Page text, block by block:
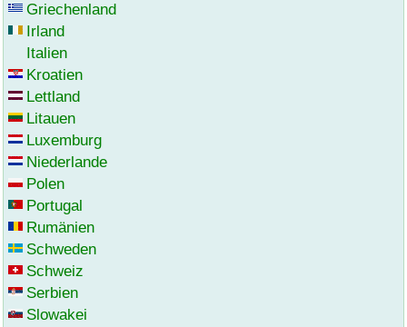
Griechenland
Irland
Italien
Kroatien
Lettland
Litauen
Luxemburg
Niederlande
Polen
Portugal
Rumänien
Schweden
Schweiz
Serbien
Slowakei